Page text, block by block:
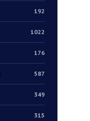
192
1022
176
587
349
315